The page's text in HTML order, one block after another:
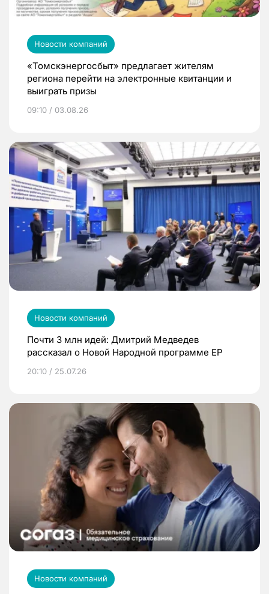
Новости компаний
«Томскэнергосбыт» предлагает жителям
региона перейти на электронные квитанции и
выиграть призы
09:10 / 03.08.26
Новости компаний
Почти 3 млн идей: Дмитрий Медведев
рассказал о Новой Народной программе ЕР
20:10 / 25.07.26
Новости компаний